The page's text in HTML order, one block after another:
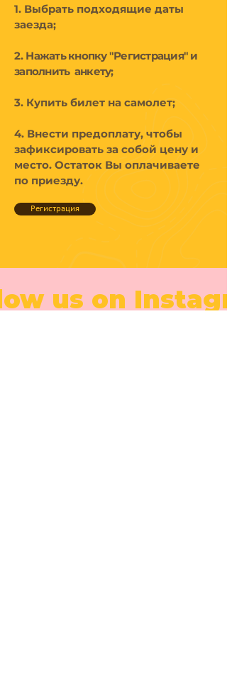
1. Выбрать подходящие даты
заезда;
2. Нажать кнопку "Регистрация" и
заполнить анкету;
3. Купить билет на самолет;
4. Внести предоплату, чтобы
зафиксировать за собой цену и
место. Остаток Вы оплачиваете
по приезду.
Регистрация
us on